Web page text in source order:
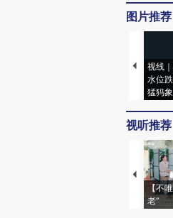
图片推荐
视线
水位
猛犸
视听推荐
【不
老”